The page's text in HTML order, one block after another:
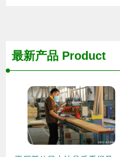
最新产品 Product